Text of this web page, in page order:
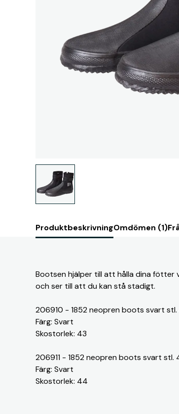
ProduktbeskrivningOmdömen (1)
Bootsen hjälper till att hålla dina fötter
och ser till att du kan stå stadigt.
206910 - 1852 neopren boots svart stl.
Färg: Svart
Skostorlek: 43
206911 - 1852 neopren boots svart stl.
Färg: Svart
Skostorlek: 44